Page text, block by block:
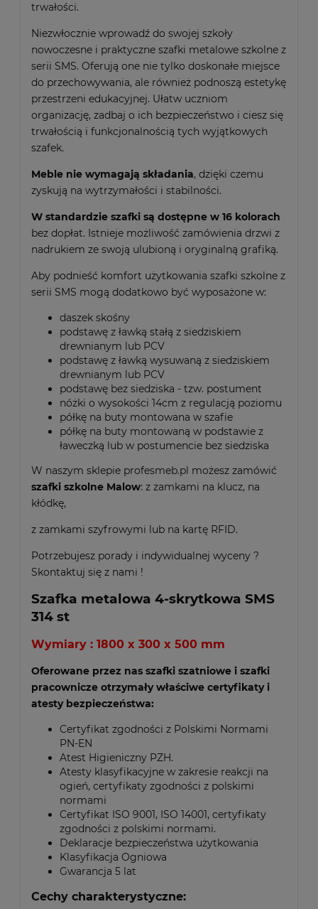
trwałości.
Niezwłocznie wprowadź do swojej szkoły
nowoczesne i praktyczne szafki metalowe szkolne z
serii SMS. Oferują one nie tylko doskonałe miejsce
do przechowywania, ale również podnoszą estetykę
przestrzeni edukacyjnej. Ułatw uczniom
organizację, zadbaj o ich bezpieczeństwo i ciesz się
trwałością i funkcjonalnością tych wyjątkowych
szafek.
Meble nie wymagają składania, dzięki czemu
zyskują na wytrzymałości i stabilności.
W standardzie szafki są dostępne w 16 kolorach
bez dopłat. Istnieje możliwość zamówienia drzwi z
nadrukiem ze swoją ulubioną i oryginalną grafiką.
Aby podnieść komfort użytkowania szafki szkolne z
serii SMS mogą dodatkowo być wyposażone w:
daszek skośny
podstawę z ławką stałą z siedziskiem
drewnianym lub PCV
podstawę z ławką wysuwaną z siedziskiem
drewnianym lub PCV
podstawę bez siedziska - tzw. postument
nóżki o wysokości 14cm z regulacją poziomu
półkę na buty montowana w szafie
półkę na buty montowaną w podstawie z
ławeczką lub w postumencie bez siedziska
W naszym sklepie profesmeb.pl możesz zamówić
szafki szkolne Malow: z zamkami na klucz, na
kłódkę,
z zamkami szyfrowymi lub na kartę RFID.
Potrzebujesz porady i indywidualnej wyceny ?
Skontaktuj się z nami !
Szafka metalowa 4-skrytkowa SMS
314 st
Wymiary : 1800 x 300 x 500 mm
Oferowane przez nas szafki szatniowe i szafki
pracownicze otrzymały właściwe certyfikaty i
atesty bezpieczeństwa:
Certyfikat zgodności z Polskimi Normami
PN-EN
Atest Higieniczny PZH.
Atesty klasyfikacyjne w zakresie reakcji na
ogień, certyfikaty zgodności z polskimi
normami
Certyfikat ISO 9001, ISO 14001, certyfikaty
zgodności z polskimi normami.
Deklaracje bezpieczeństwa użytkowania
Klasyfikacja Ogniowa
Gwarancja 5 lat
Cechy charakterystyczne: